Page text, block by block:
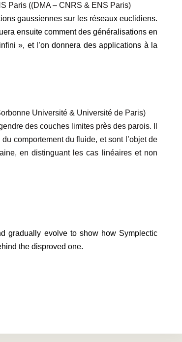
Paris ((DMA – CNRS & ENS Paris)
gaussiennes sur les réseaux euclidiens.
ensuite comment des généralisations en
», et l’on donnera des applications à la
Université & Université de Paris)
des couches limites près des parois. Il
comportement du fluide, et sont l’objet de
en distinguant les cas linéaires et non
gradually evolve to show how Symplectic
the disproved one.